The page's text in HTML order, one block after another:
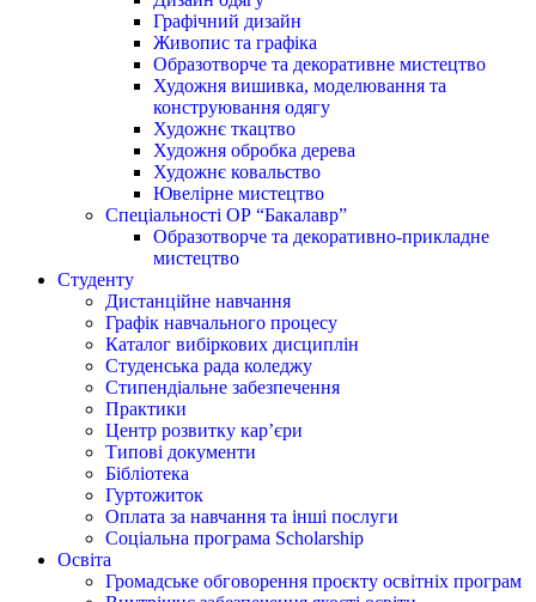
Графічний дизайн
Живопис та графіка
Образотворче та декоративне мистецтво
Художня вишивка, моделювання та
конструювання одягу
Художнє ткацтво
Художня обробка дерева
Художнє ковальство
Ювелірне мистецтво
Спеціальності ОР “Бакалавр”
Образотворче та декоративно-прикладне
мистецтво
Студенту
Дистанційне навчання
Графік навчального процесу
Каталог вибіркових дисциплін
Студенська рада коледжу
Стипендіальне забезпечення
Практики
Центр розвитку кар’єри
Типові документи
Бібліотека
Гуртожиток
Оплата за навчання та інші послуги
Соціальна програма Scholarship
Освіта
Громадське обговорення проєкту освітніх програм